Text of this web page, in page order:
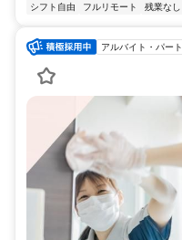
シフト自由 フルリモート 残業なし
アルバイト・パート